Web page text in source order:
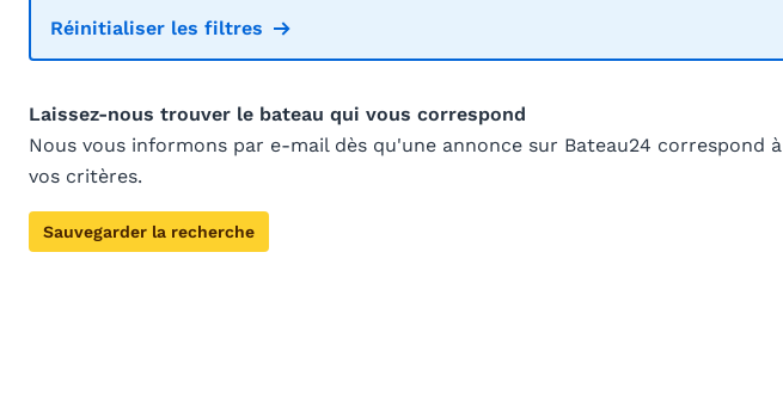
Réinitialiser les filtres
Laissez-nous trouver le bateau qui vous correspond
Nous vous informons par e-mail dès qu'une annonce sur Bateau24 correspond à
vos critères.
Sauvegarder la recherche